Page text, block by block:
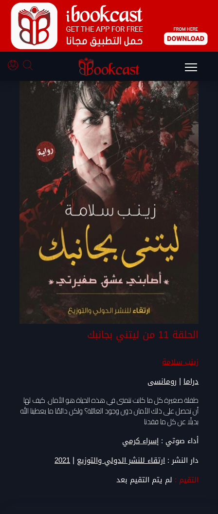
الحلقة 11 من ليتني بجانبك
زينب سلامة
دراما|رومانسى
طفلة صغيرة كل ما كانت تتمنى في هذه الحياة هو الأمان. كيف لها
أن تحصل على ذلك الأمان دون وجود العائلة؟ ولكن دائمًا ما يعطينا الله
بديلًا عن كل ما فقدنا
أداء صوتي : إسراء كرمي
دار النشر :ارتقاء للنشر الدولي والتوزيع |
2021
التقيم : لم يتم التقيم بعد